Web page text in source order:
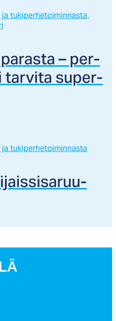
tukiperhetoiminnasta,
– per­
tar­vi­ta su­per­
tukiperhetoiminnasta